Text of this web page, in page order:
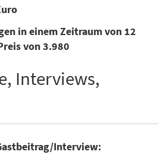
in einem Zeitraum von 12
von 3.980
Interviews,
Interview: